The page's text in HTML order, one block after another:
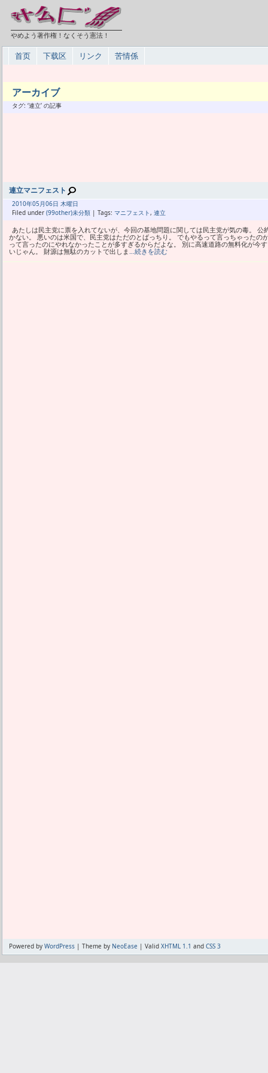
やめよう著作権！なくそう憲法！
首页 下载区 リンク 苦情係
アーカイブ
タグ: ‘連立’ の記事
連立マニフェスト
2010年05月06日 木曜日
Filed under (99other)未分類 | Tags: マニフェスト, 連立
あたしは民主党に票を入れてないが、今回の基地問題に関しては民主党が気の毒。
かない。 悪いのは米国で、民主党はただのとばっちり。 でもやるって言っちゃった
って言ったのにやれなかったことが多すぎるからだよな。 別に高速道路の無料化が今
いじゃん。 財源は無駄のカットで出しま …続きを読む
Powered by WordPress | Theme by NeoEase | Valid XHTML 1.1 and CSS 3